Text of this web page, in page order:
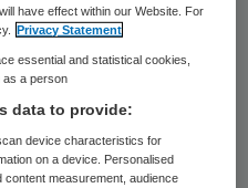
Goffin is
daarmee
have effect within our Website. For
Privacy Statement
essential and statistical cookies,
as a person
data to provide:
device characteristics for
on a device. Personalised
measurement, audience